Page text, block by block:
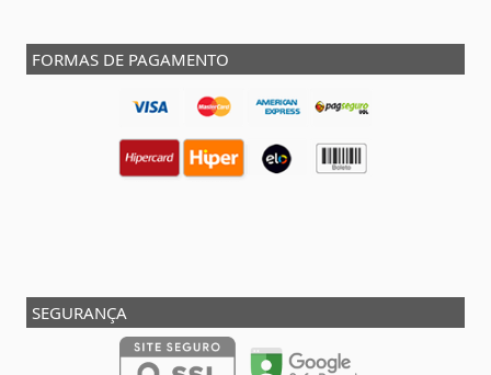
FORMAS DE PAGAMENTO
SEGURANÇA